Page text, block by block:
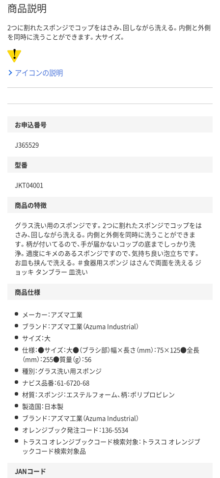
商品説明
2つに割れたスポンジでコップをはさみ、回しながら洗える。内側と外側
を同時に洗うことができます。大サイズ。
アイコンの説明
お申込番号
J365529
型番
JKT04001
商品の特徴
グラス洗い用のスポンジです。2つに割れたスポンジでコップをは
さみ、回しながら洗える。内側と外側を同時に洗うことができま
す。柄が付いてるので、手が届かないコップの底までしっかり洗
浄。適度にキメのあるスポンジですので、気持ち良い泡立ちです。
お皿も挟んで洗える。＃食器用スポンジ はさんで両面を洗える ジ
ョッキ タンブラー 皿洗い
商品仕様
メーカー：アズマ工業
ブランド：アズマ工業（Azuma Industrial）
サイズ：大
仕様：●サイズ：大●（ブラシ部）幅×長さ（mm）：75×125●全長
（mm）：255●質量（g）：56
種別：グラス洗い用スポンジ
ナビス品番：61-6720-68
材質：スポンジ：エステルフォーム、柄：ポリプロピレン
製造国：日本製
ブランド：アズマ工業（Azuma Industrial）
オレンジブック発注コード：136-5534
トラスコ オレンジブックコード検索対象：トラスコ オレンジブ
ックコード検索対象品
JANコード